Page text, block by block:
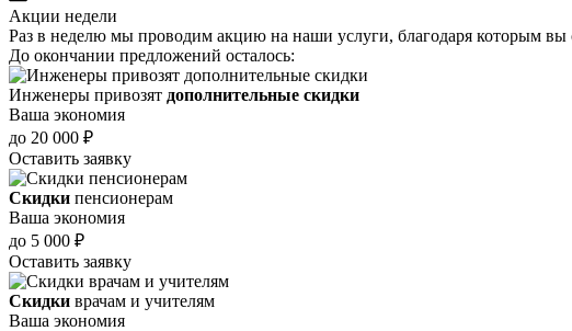
Акции недели
Раз в неделю мы проводим акцию на наши услуги, благодаря которым вы
До окончании предложений осталось:
Инженеры привозят дополнительные скидки
Ваша экономия
до 20 000 ₽
Оставить заявку
Скидки пенсионерам
Ваша экономия
до 5 000 ₽
Оставить заявку
Скидки врачам и учителям
Ваша экономия